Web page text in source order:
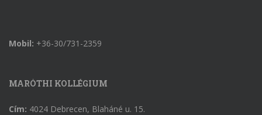
Mobil: +36-30/731-2359
MARÓTHI KOLLÉGIUM
Cím: 4024 Debrecen, Blaháné u. 15.